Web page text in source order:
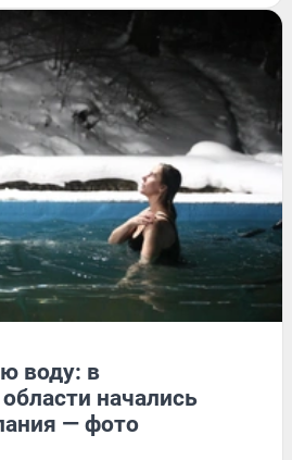
воду: в
начались
— фото